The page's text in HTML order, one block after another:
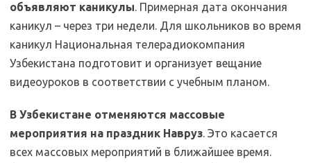
объявляют каникулы. Примерная дата окончания
каникул – через три недели. Для школьников во время
каникул Национальная телерадиокомпания
Узбекистана подготовит и организует вещание
видеоуроков в соответствии с учебным планом.
В Узбекистане отменяются массовые
мероприятия на праздник Навруз. Это касается
всех массовых мероприятий в ближайшее время.